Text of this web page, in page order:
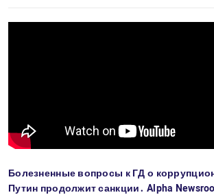
Болезненные вопросы к ГД о
Путин продолжит санкции․ Alpha